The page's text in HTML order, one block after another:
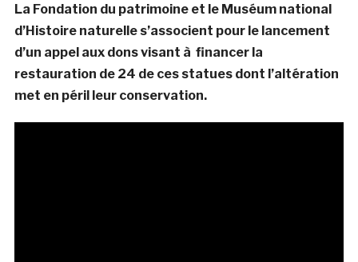
La Fondation du patrimoine et le Muséum national
d’Histoire naturelle s’associent pour le lancement
d’un appel aux dons visant à financer la
restauration de 24 de ces statues dont l’altération
met en péril leur conservation.